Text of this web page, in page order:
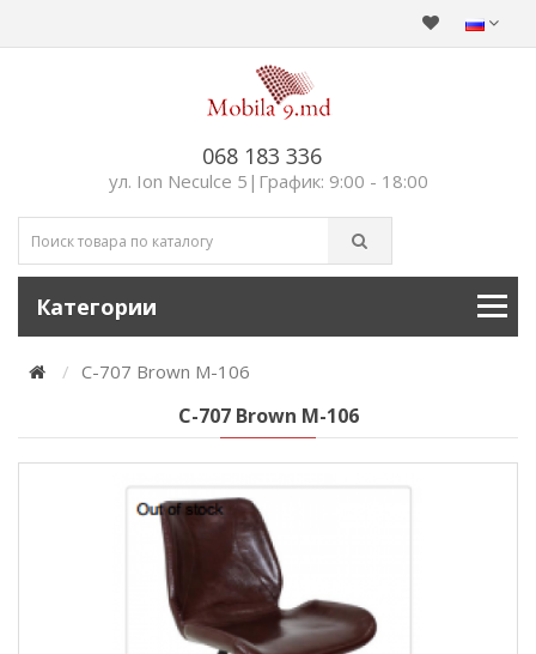
068 183 336
ул. Ion Neculce 5|График: 9:00 - 18:00
Категории
C-707 Brown M-106
C-707 Brown M-106